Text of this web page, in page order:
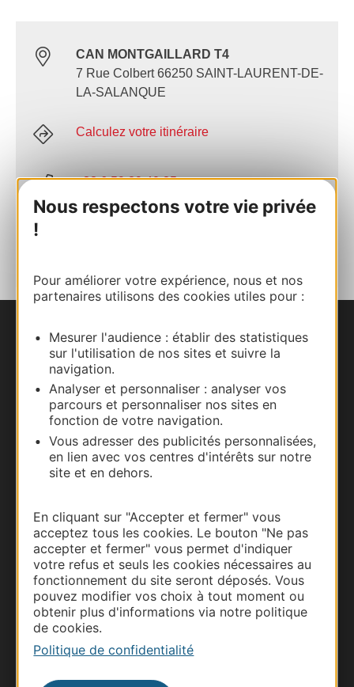
Nous respectons votre vie privée
!
Pour améliorer votre expérience, nous et nos
partenaires utilisons des cookies utiles pour :
Mesurer l'audience : établir des statistiques
sur l'utilisation de nos sites et suivre la
navigation.
Analyser et personnaliser : analyser vos
parcours et personnaliser nos sites en
fonction de votre navigation.
Vous adresser des publicités personnalisées,
en lien avec vos centres d'intérêts sur notre
site et en dehors.
En cliquant sur "Accepter et fermer" vous
acceptez tous les cookies. Le bouton "Ne pas
accepter et fermer" vous permet d'indiquer
votre refus et seuls les cookies nécessaires au
fonctionnement du site seront déposés. Vous
pouvez modifier vos choix à tout moment ou
obtenir plus d'informations via notre politique
de cookies.
Politique de confidentialité
CAN MONTGAILLARD T4
7 Rue Colbert 66250 SAINT-LAURENT-DE-
LA-SALANQUE
Calculez votre itinéraire
+33 6 59 89 40 85
Nous contacter
Carte interactive
Documentation
Thermalisme
Business/Mice
Pros d'Occitanie
Site presse et d'influence